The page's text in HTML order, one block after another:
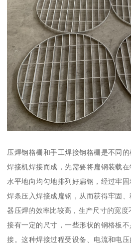
压焊钢格栅和手工焊接钢格栅是不同
焊接机焊接而成，先需要将扁钢装载
水平地向均匀地排列好扁钢，经过牢
焊条压入焊接成扁钢，从而获得牢固
器压焊的效率比较高，生产尺寸的宽
接有一定的尺寸，一些形状的钢格板
接。这种焊接过程受设备、电流和电